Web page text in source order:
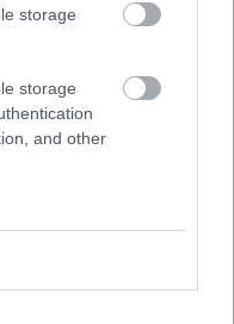
storage
storage
and other
tett néhány
szerint több
Sony raktárából, és az
ez bátorította
egy pletyka
Souls Remake
dátumait. A DSO